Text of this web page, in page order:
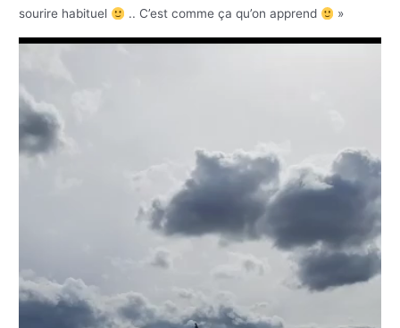
sourire habituel
.. C’est comme ça qu’on apprend »